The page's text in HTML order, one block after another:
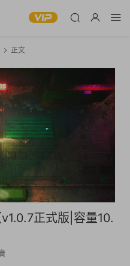
正文
正式版|容量10.